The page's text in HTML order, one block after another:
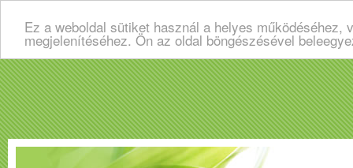
Ez a weboldal sütiket használ a helyes
megjelenítéséhez. Ön az oldal böngészésével